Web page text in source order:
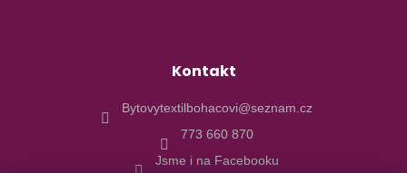
Kontakt
Bytovytextilbohacovi@seznam.cz
773 660 870
Jsme i na Facebooku